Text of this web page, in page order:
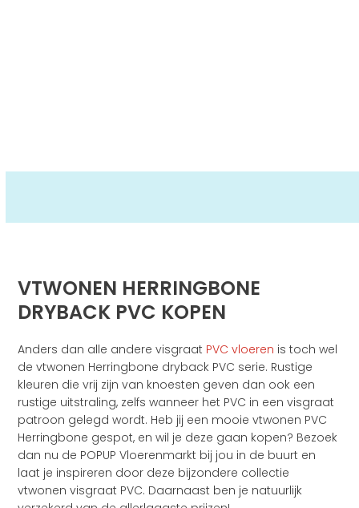
VTWONEN HERRINGBONE
DRYBACK PVC KOPEN
Anders dan alle andere visgraat PVC vloeren is toch wel
de vtwonen Herringbone dryback PVC serie. Rustige
kleuren die vrij zijn van knoesten geven dan ook een
rustige uitstraling, zelfs wanneer het PVC in een visgraat
patroon gelegd wordt. Heb jij een mooie vtwonen PVC
Herringbone gespot, en wil je deze gaan kopen? Bezoek
dan nu de POPUP Vloerenmarkt bij jou in de buurt en
laat je inspireren door deze bijzondere collectie
vtwonen visgraat PVC. Daarnaast ben je natuurlijk